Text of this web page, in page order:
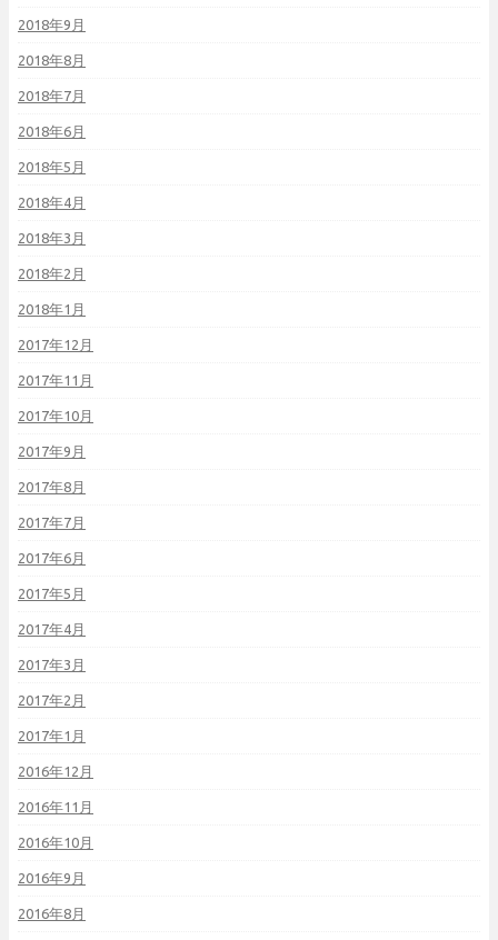
2018年9月
2018年8月
2018年7月
2018年6月
2018年5月
2018年4月
2018年3月
2018年2月
2018年1月
2017年12月
2017年11月
2017年10月
2017年9月
2017年8月
2017年7月
2017年6月
2017年5月
2017年4月
2017年3月
2017年2月
2017年1月
2016年12月
2016年11月
2016年10月
2016年9月
2016年8月